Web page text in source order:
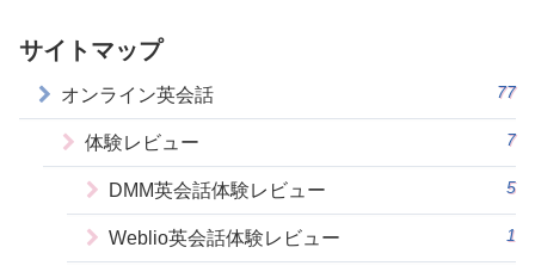
サイトマップ
オンライン英会話 77
体験レビュー 7
DMM英会話体験レビュー 5
Weblio英会話体験レビュー 1